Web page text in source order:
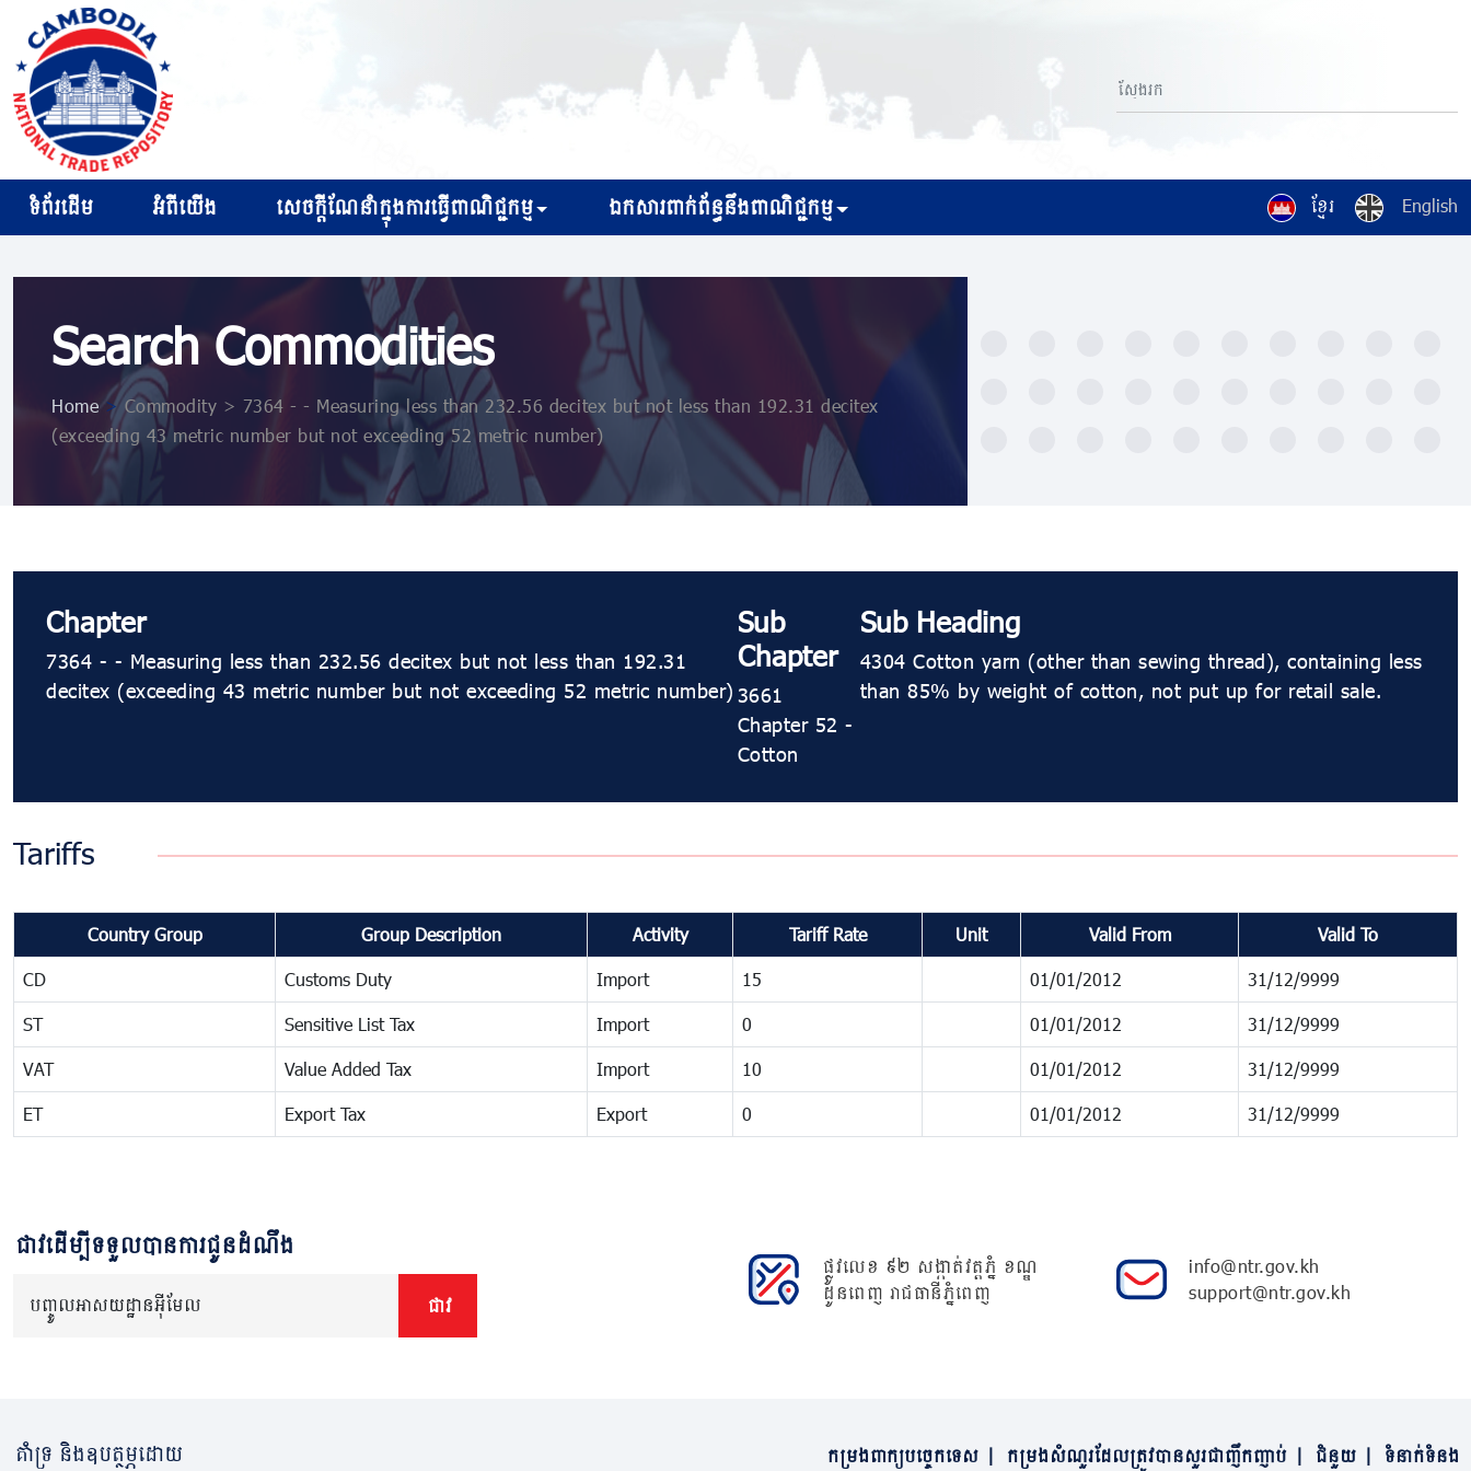
ខ្មែរ English
ទំព័រដើម អំពីយើង សេចក្ដីណែនាំក្នុងការធ្វើពាណិជ្ជកម្ម ឯកសារពាក់ព័ន្ធនឹងពាណិជ្ជកម្ម
Search Commodities
Home >Commodity > 7364 - - Measuring less than 232.56 decitex but not less than 192.31 decitex
(exceeding 43 metric number but not exceeding 52 metric number)
Chapter
7364 - - Measuring less than 232.56 decitex but not less than 192.31
decitex (exceeding 43 metric number but not exceeding 52 metric number)
Sub
Chapter
3661
Chapter 52 -
Cotton
Sub Heading
4304 Cotton yarn (other than sewing thread), containing less
than 85% by weight of cotton, not put up for retail sale.
Tariffs
Country Group Group Description Activity Tariff Rate Unit Valid From Valid To
CD Customs Duty Import 15 01/01/2012 31/12/9999
ST Sensitive List Tax Import 0 01/01/2012 31/12/9999
VAT Value Added Tax Import 10 01/01/2012 31/12/9999
ET Export Tax Export 0 01/01/2012 31/12/9999
ជាវដើម្បីទទួលបានការជូនដំណឹង
បញ្ចូលអាសយដ្ឋានអ៊ីមែល ជាវ
ផ្លូវលេខ ៩២ សង្កាត់វត្តភ្នំ ខណ្ឌ
ដូនពេញ រាជធានីភ្នំពេញ
info@ntr.gov.kh
support@ntr.gov.kh
គាំទ្រ និងឧបត្ថម្ភដោយ កម្រងពាក្យបច្ចេកទេស កម្រងសំណួរដែលត្រូវបានសួរជាញឹកញាប់ ជំនួយ ទំនាក់ទំនង